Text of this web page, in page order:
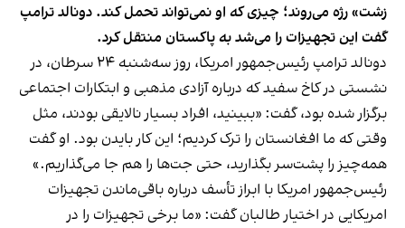
زشت» رژه می‌روند؛ چیزی که او نمی‌تواند تحمل کند. دونالد ترامپ
گفت این تجهیزات را می‌شد به پاکستان منتقل کرد.
دونالد ترامپ رئیس‌جمهور امریکا، روز سه‌شنبه ۲۴ سرطان، در
نشستی در کاخ سفید که درباره آزادی مذهبی و ابتکارات اجتماعی
برگزار شده بود، گفت: «ببینید، افراد بسیار نالایقی بودند، مثل
وقتی که ما افغانستان را ترک کردیم؛ این کار بایدن بود. او گفت
همه‌چیز را پشت‌سر بگذارید، حتی جت‌ها را هم جا می‌گذاریم.»
رئیس‌جمهور امریکا با ابراز تأسف درباره باقی‌ماندن تجهیزات
امریکایی در اختیار طالبان گفت: «ما برخی تجهیزات را در